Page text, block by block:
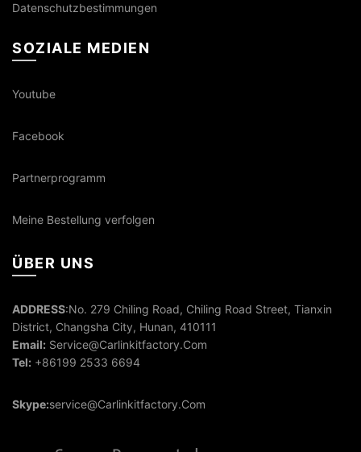
Datenschutzbestimmungen
SOZIALE MEDIEN
Youtube
Facebook
Partnerprogramm
Meine Bestellung verfolgen
ÜBER UNS
ADDRESS:No. 279 Chiling Road, Chiling Road Street, Tianxin
District, Changsha City, Hunan, 410111
Email: Service@Carlinkitfactory.Com
Tel: +86199 2533 6694
Skype:service@Carlinkitfactory.Com